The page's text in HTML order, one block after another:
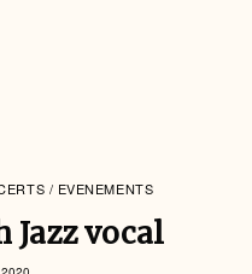
/ EVENEMENTS
Jazz vocal